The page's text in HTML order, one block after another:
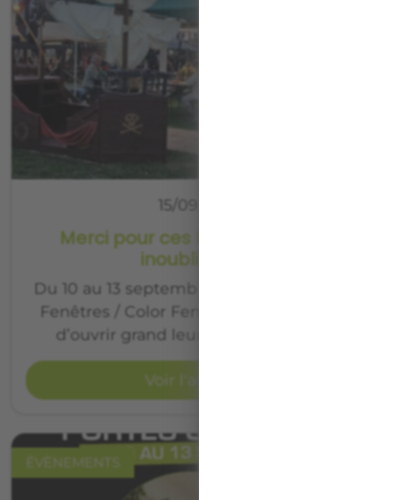
15/09/2025
Merci pour ces Portes Ouvertes
inoubliables !
Du 10 au 13 septembre, nos agences Art &
Fenêtres / Color Fenêtre ont eu le plaisir
d’ouvrir grand leurs portes pour un…
Voir l'article
ÉVÈNEMENTS